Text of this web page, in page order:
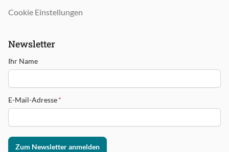
Cookie Einstellungen
Newsletter
Ihr Name
E-Mail-Adresse*
Zum Newsletter anmelden